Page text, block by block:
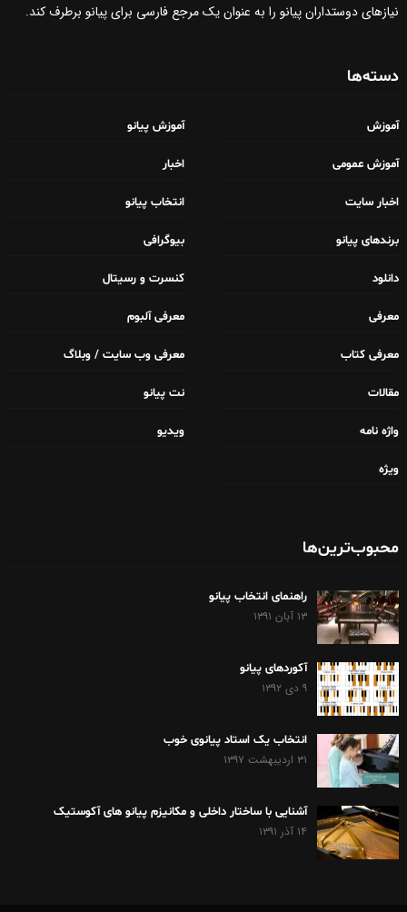
نیازهای دوستداران پیانو را به عنوان یک مرجع فارسی برای پیانو برطرف کند.
دسته‌ها
آموزش آموزش پیانو
آموزش عمومی اخبار
اخبار سایت انتخاب پیانو
برندهای پیانو بیوگرافی
دانلود کنسرت و رسیتال
معرفی معرفی آلبوم
معرفی کتاب معرفی وب سایت / وبلاگ
مقالات نت پیانو
واژه نامه ویدیو
ویژه
محبوب‌ترین‌ها
راهنمای انتخاب پیانو
۱۳ آبان ۱۳۹۱
آکوردهای پیانو
۹ دی ۱۳۹۲
انتخاب یک استاد پیانوی خوب
۳۱ اردیبهشت ۱۳۹۷
آشنایی با ساختار داخلی و مکانیزم پیانو های آکوستیک
۱۴ آذر ۱۳۹۱